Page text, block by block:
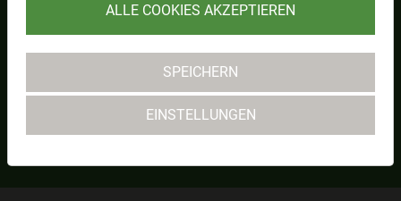
SVL KM1 MEHR
ALLE COOKIES AKZEPTIEREN
SPEICHERN
EINSTELLUNGEN